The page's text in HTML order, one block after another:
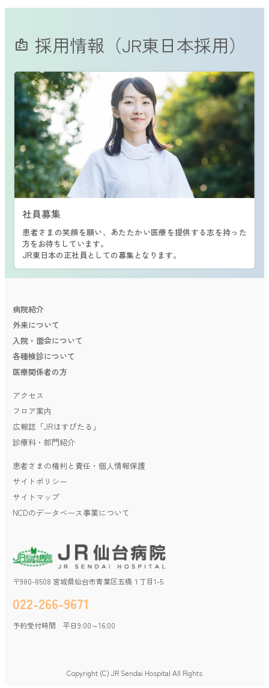
2025年５月７日（水）より自動精算機で交通系ICカード決済をご
自動精算機のクレジットカード払い使用再開について
自動精算機のクレジットカード払いを停止しておりましたが、
2025年５月７日（水）より使用を再開いたしますので、ご利用く
ださい。
長期間患者さまにはご不便をおかけしまして、申し訳ありませ
んでした。
2025年04月04日 お知らせ
保険薬局の皆さまへ
院外処方プロトコルなどを掲載しましたので、ご活用いただけ
ますと幸いです。
2025年04月03日 お知らせ
２月７日に院外処方についてお知らせしておりましたが、開始
日が2025年７月１日に決定しました。
ご理解とご協力をお願いいたします。
院外処方開始日のご案内
院外処方せん送信システムのご案内
2025年03月14日
会計表示版について
ましたが、３月24日（月）以降準備でき次第、番号を会計表示
ご理解とご協力をお願いいたします。
３月19日（水）
会計表示版は、３月25日（火）から使用開始いたします。
2025年03月10日
お知らせ
腫瘍内科のご案内
2025年02月07日
お知らせ
これまで外来患者さまのお薬を病院内の薬局でお渡ししていま
したが、2025年4月以降（時期については決まり次第お知らせし
ます）は、
患者さまご自身で調剤薬局を選び、お薬をお受け取りいただく
ご理解とご協力をお願いいたします。
2025年02月05日
お知らせ
2025年01月01日 お知らせ
badge 採用情報（JR東日本採用）
社員募集
患者さまの笑顔を願い、あたたかい医療を提供する志を持った
方をお待ちしています。
JR東日本の正社員としての募集となります。
病院紹介
外来について
入院・面会について
各種検診について
医療関係者の方
アクセス
フロア案内
広報誌「JRほすぴたる」
診療科・部門紹介
患者さまの権利と責任・個人情報保護
サイトポリシー
サイトマップ
NCDのデータベース事業について
〒980-8508 宮城県仙台市青葉区五橋１丁目1-5
022-266-9671
予約受付時間 平日9:00～16:00
Copyright (C) JR Sendai Hospital All Rights